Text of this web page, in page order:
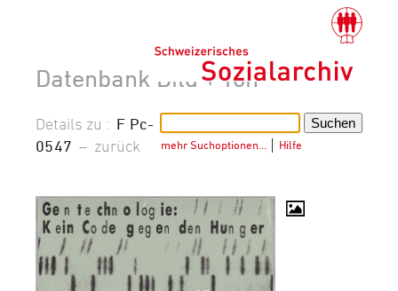
Datenbank Bild + Ton
mehr Suchoptionen… Hilfe
Details zu : F Pc-
0547 – zurück